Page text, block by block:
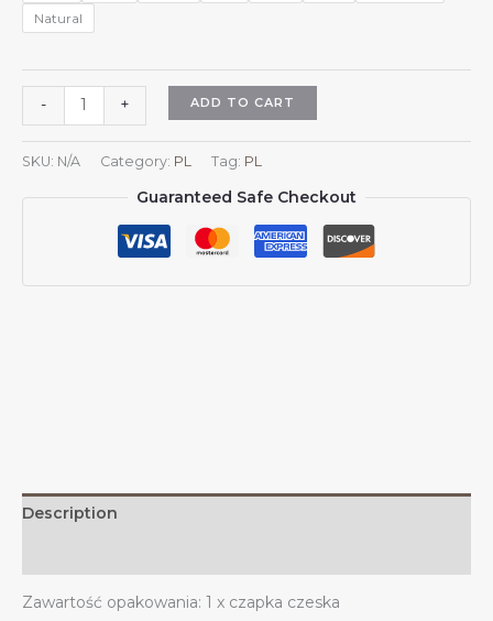
Natural
-
z
czeskim
emblematem,
czapki
dad
+ ADD TO CART
SKU: N/A Category: PL Tag: PL
Guaranteed Safe Checkout
Description
Zawartość opakowania: 1 x czapka czeska